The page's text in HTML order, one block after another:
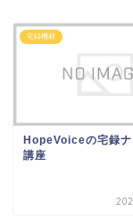
宅録機材
HopeVoiceの宅録ナ
講座